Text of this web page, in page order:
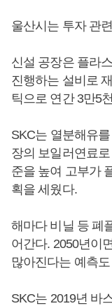
울산시는 투자 관
신설 공장은 플라
진행하는 설비로
틱으로 연간 3만5
SKC는 열분해유
장의 보일러연료
준을 높여 고부가
획을 세웠다.
해마다 비닐 등 폐
어간다. 2050년이
많아진다는 예측
SKC는 2019년 바